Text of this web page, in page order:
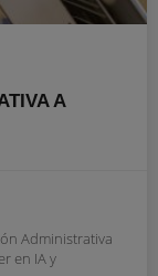
A
Administrativa
en IA y